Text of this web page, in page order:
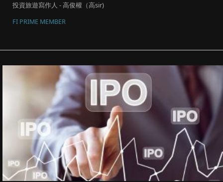
投資旅遊寫作人 - 高俊權（高sir)
FI PRIME MEMBER